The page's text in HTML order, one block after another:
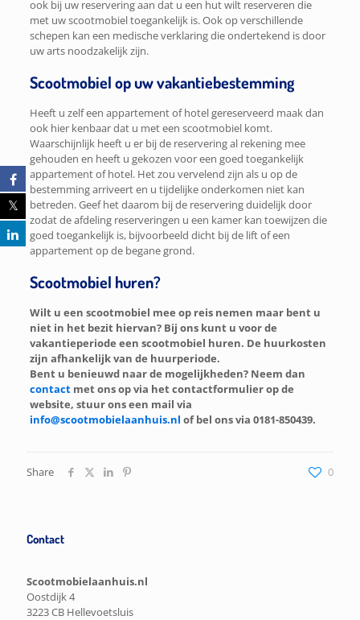
ook bij uw reservering aan dat u een hut wilt reserveren die
met uw scootmobiel toegankelijk is. Ook op verschillende
schepen kan een medische verklaring die ondertekend is door
uw arts noodzakelijk zijn.
Scootmobiel op uw vakantiebestemming
Heeft u zelf een appartement of hotel gereserveerd maak dan
ook hier kenbaar dat u met een scootmobiel komt.
Waarschijnlijk heeft u er bij de reservering al rekening mee
gehouden en heeft u gekozen voor een goed toegankelijk
appartement of hotel. Het zou vervelend zijn als u op de
bestemming arriveert en u tijdelijke onderkomen niet kan
betreden. Geef het daarom bij de reservering duidelijk door
zodat de afdeling reserveringen u een kamer kan toewijzen die
goed toegankelijk is, bijvoorbeeld dicht bij de lift of een
appartement op de begane grond.
Scootmobiel huren?
Wilt u een scootmobiel mee op reis nemen maar bent u
niet in het bezit hiervan? Bij ons kunt u voor de
vakantieperiode een scootmobiel huren. De huurkosten
zijn afhankelijk van de huurperiode.
Bent u benieuwd naar de mogelijkheden? Neem dan
contactmet ons op via het contactformulier op de
website, stuur ons een mail via
info@scootmobielaanhuis.nl of bel ons via 0181-850439.
Share 0
Contact
Scootmobielaanhuis.nl
Oostdijk 4
3223 CB Hellevoetsluis